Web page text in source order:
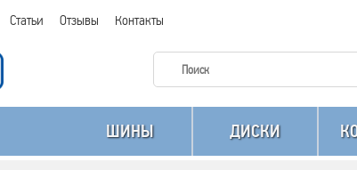
Статьи Отзывы Контакты
ШИНЫ ДИСКИ